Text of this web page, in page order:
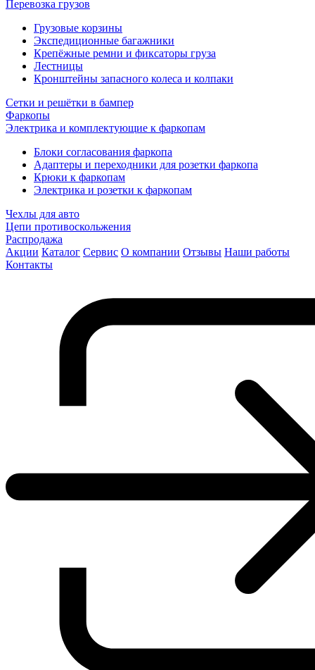
Перевозка грузов
Грузовые корзины
Экспедиционные багажники
Крепёжные ремни и фиксаторы груза
Лестницы
Кронштейны запасного колеса и колпаки
Сетки и решётки в бампер
Фаркопы
Электрика и комплектующие к фаркопам
Блоки согласования фаркопа
Адаптеры и переходники для розетки фаркопа
Крюки к фаркопам
Электрика и розетки к фаркопам
Чехлы для авто
Цепи противоскольжения
Распродажа
Акции Каталог Сервис О компании Отзывы Наши работы
Контакты